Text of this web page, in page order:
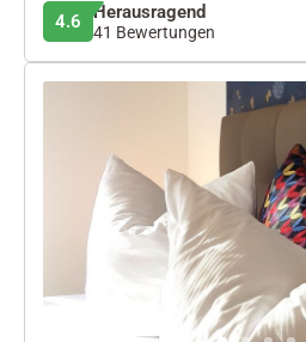
4.6 Herausragend
41 Bewertungen